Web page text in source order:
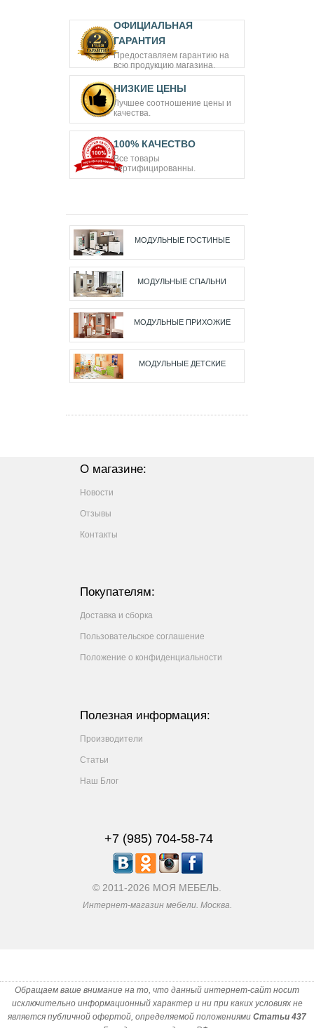
ОФИЦИАЛЬНАЯ
ГАРАНТИЯ
Предоставляем гарантию на
всю продукцию магазина.
НИЗКИЕ ЦЕНЫ
Лучшее соотношение цены и
качества.
100% КАЧЕСТВО
Все товары
сертифицированны.
МОДУЛЬНЫЕ ГОСТИНЫЕ
МОДУЛЬНЫЕ СПАЛЬНИ
МОДУЛЬНЫЕ ПРИХОЖИЕ
МОДУЛЬНЫЕ ДЕТСКИЕ
О магазине:
Новости
Отзывы
Контакты
Покупателям:
Доставка и сборка
Пользовательское соглашение
Положение о конфиденциальности
Полезная информация:
Производители
Статьи
Наш Блог
+7 (985) 704-58-74
© 2011-2026 МОЯ МЕБЕЛЬ.
Интернет-магазин мебели. Москва.
Обращаем ваше внимание на то, что данный интернет-сайт носит
исключительно информационный характер и ни при каких условиях не
является публичной офертой, определяемой положениями Статьи 437